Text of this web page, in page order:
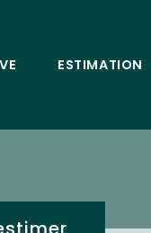
ESTIMATION